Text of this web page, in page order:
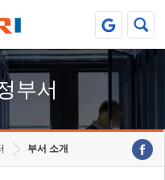
부서
부서 소개